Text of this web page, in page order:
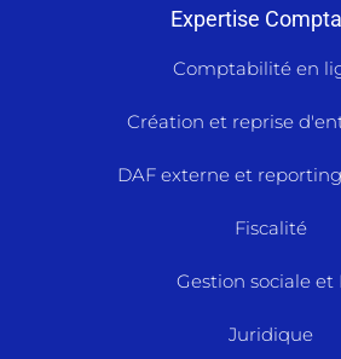
Expertise
Comptabilité en
Création et reprise
DAF externe et
Fiscalité
Gestion sociale et
Juridique